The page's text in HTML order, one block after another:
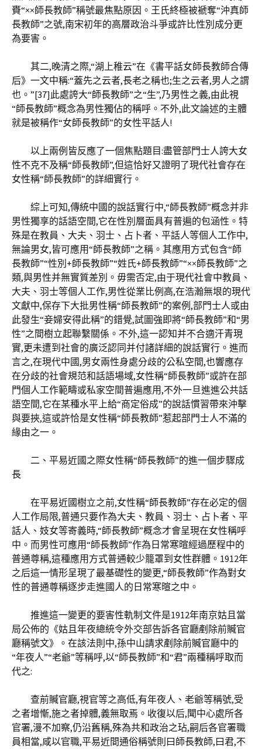
賚“××師長教師”稱號最焦點原因。王氏終極被褫奪“沖真師
長教師”之號,南宋初年的高層政治斗爭或許比性別成分更
為要害。
其二,晚清之際,“湖上稚云”在《書平話女師長教師合傳
后》一文中稱:“蓋先之云者,長老之稱也;生之云者,男人之謂
也。”[37]此處誇大“師長教師”之“生”,乃男性之義,由此視
“師長教師”概念為男性獨佔的稱呼。不外,此文論述的主體
就是被稱作“女師長教師”的女性平話人!
以上兩例皆反應了一個焦點題目:盡管部門士人誇大女
性不克不及稱“師長教師”,但這恰好又證明了現代社會存在
女性稱“師長教師”的詳細實行。
綜上可知,傳統中國的說話實行中,“師長教師”概念并非
男性獨享的話語空間,它在性別層面具有普遍的包涵性。特
殊是在教員、大夫、羽士、占卜者、平話人等個人工作中,
無論男女,皆可應用“師長教師”之稱。其應用方式包含“師
長教師”“性別+師長教師”“姓氏+師長教師”“××師長教師”之
類,與男性并無實質差別。毋需否定,由于現代社會中教員、
大夫、羽士等個人工作,男性從業比例高,在浩瀚無垠的現代
文獻中,保存下大批男性稱“師長教師”的案例,部門士人或由
此發生“妾婦安得此稱”的錯覺,試圖強即將“師長教師”和“男
性”之間樹立起聯繫關係。不外,這一認知并不合適汗青現
實,更未遭到社會的廣泛認同并付諸詳細的說話實行。進而
言之,在現代中國,男女兩性身處分歧的公私空間,也響應存
在分歧的社會規范和話語場域,女性稱“師長教師”或許在部
門個人工作範疇或私家空間普遍應用,不外一旦進進公共話
語空間,它在某種水平上給“商定俗成”的說話慣習帶來沖擊
與要挾,這或許恰是女性稱“師長教師”惹起部門士人不滿的
緣由之一。
二、平易近國之際女性稱“師長教師”的進一個步驟成
長
在平易近國樹立之前,女性稱“師長教師”存在必定的個
人工作局限,普通只要作為大夫、教員、羽士、占卜者、平
話人、妓女等寄義時,“師長教師”概念才會呈現在女性稱呼
中。而男性可應用“師長教師”作為日常寒暄經過歷程中的
普通尊稱,這種應用方式普通較少籠罩到女性群體。1912年
之后這一情形呈現了最基礎性的變更,“師長教師”作為對女
性的普通尊稱逐步走進國人的日常寒暄之中。
推進這一變更的要害性軌制文件是1912年南京姑且當
局公佈的《姑且年夜總統令外交部告訴各官廳剷除前贓官
廳稱號文》。在該法則中,孫中山請求剷除前贓官廳中的
“年夜人”“老爺”等稱呼,以“師長教師”和“君”兩種稱呼取而
代之:
查前贓官廳,視官等之高低,有年夜人、老爺等稱號,受
之者增慚,施之者掉體,義無取焉。收復以后,聞中心處所各
官署,漫不加察,仍沿舊稱,殊為共和政治之玷,嗣后各官署職
員相當,咸以官職,平易近間通俗稱號則曰師長教師,曰君,不